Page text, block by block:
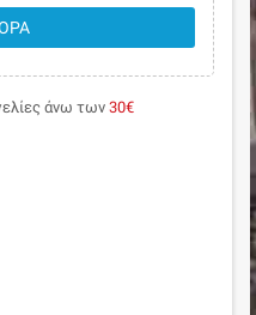
άνω των 30€